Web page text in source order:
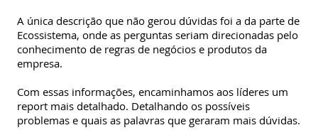
A única descrição que não gerou dúvidas foi a da parte de
Ecossistema, onde as perguntas seriam direcionadas pelo
conhecimento de regras de negócios e produtos da
empresa.
Com essas informações, encaminhamos aos líderes um
report mais detalhado. Detalhando os possíveis
problemas e quais as palavras que geraram mais dúvidas.